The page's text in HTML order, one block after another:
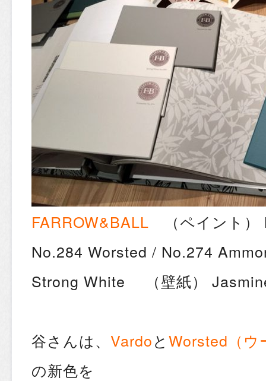
FARROW&BALL （ペイント）
No.284 Worsted / No.274
Strong White （壁紙）
谷さんは、 VardoとWorsted（ウ
の新色を